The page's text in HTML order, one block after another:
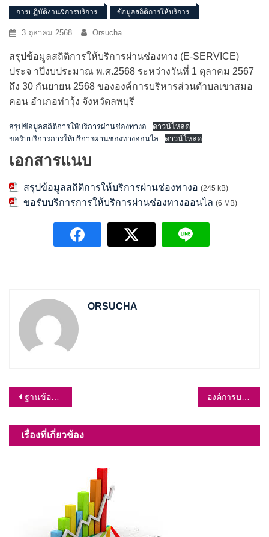
การปฏิบัติงาน&การบริการ ข้อมูลสถิติการให้บริการ
3 ตุลาคม 2568 Orsucha
สรุปข้อมูลสถิติการให้บริการผ่านช่องทาง (E-SERVICE)
ประจ าปีงบประมาณ พ.ศ.2568 ระหว่างวันที่ 1 ตุลาคม 2567
ถึง 30 กันยายน 2568 ขององค์การบริหารส่วนตำบลเขาสมอ
คอน อำเภอท่าวุ้ง จังหวัดลพบุรี
สรุปข้อมูลสถิติการให้บริการผ่านช่องทางอ
ดาวน์โหลด
ขอรับบริการการให้บริการผ่านช่องทางออนไล
ดาวน์โหลด
เอกสารแนบ
สรุปข้อมูลสถิติการให้บริการผ่านช่องทางอ (245 kB)
ขอรับบริการการให้บริการผ่านช่องทางออนไล (6 MB)
ORSUCHA
แนะแนว
เรื่อง
ฐานข้อมูลผู้สูงอายุ คนพิการและกลุ่มเปราะบาง ประจำปีงบประมาณ พ.ศ. 2568 องค์การบริหารส่วนตำบลเขาสมอคอน อำเภอท่าวุ้ง จังหวัดลพบุรี
เรื่องที่เกี่ยวข้อง